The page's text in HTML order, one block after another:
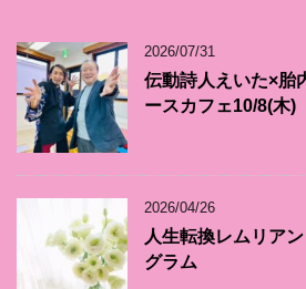
2026/07/31
伝動詩人えいた×胎
ースカフェ10/8(木)
2026/04/26
人生転換レムリア
グラム